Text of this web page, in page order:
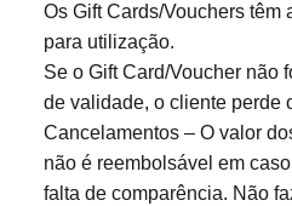
Os Gift Cards/Vouchers têm
para utilização.
Se o Gift Card/Voucher não
de validade, o cliente perde
Cancelamentos – O valor
não é reembolsável em
falta de comparência. Não